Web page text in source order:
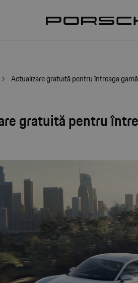
Actualizare gratuită pentru întreaga
gratuită pentru